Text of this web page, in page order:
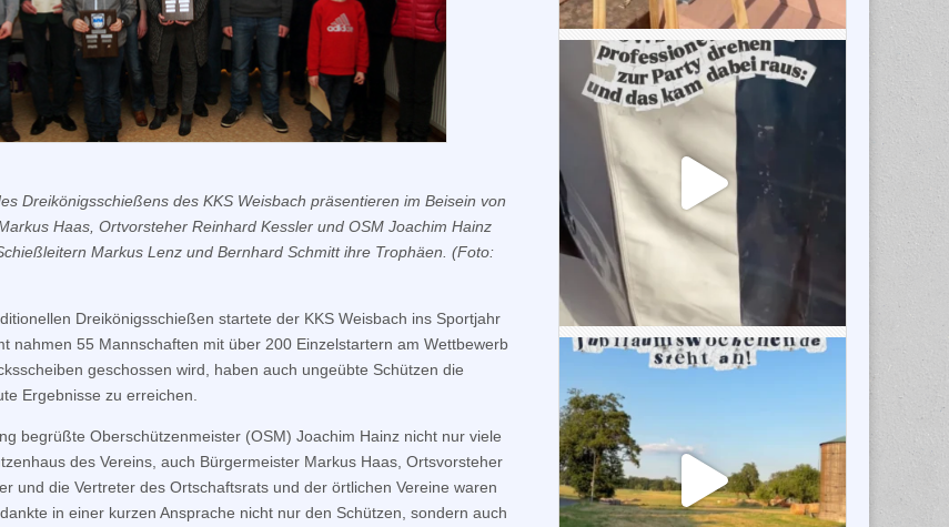
Dreikönigsschießens des KKS Weisbach präsentieren im Beisein von
Haas, Ortvorsteher Reinhard Kessler und OSM Joachim Hainz
Markus Lenz und Bernhard Schmitt ihre Trophäen. (Foto:
Dreikönigsschießen startete der KKS Weisbach ins Sportjahr
nahmen 55 Mannschaften mit über 200 Einzelstartern am Wettbewerb
geschossen wird, haben auch ungeübte Schützen die
Ergebnisse zu erreichen.
begrüßte Oberschützenmeister (OSM) Joachim Hainz nicht nur viele
des Vereins, auch Bürgermeister Markus Haas, Ortsvorsteher
und die Vertreter des Ortschaftsrats und der örtlichen Vereine waren
in einer kurzen Ansprache nicht nur den Schützen, sondern auch